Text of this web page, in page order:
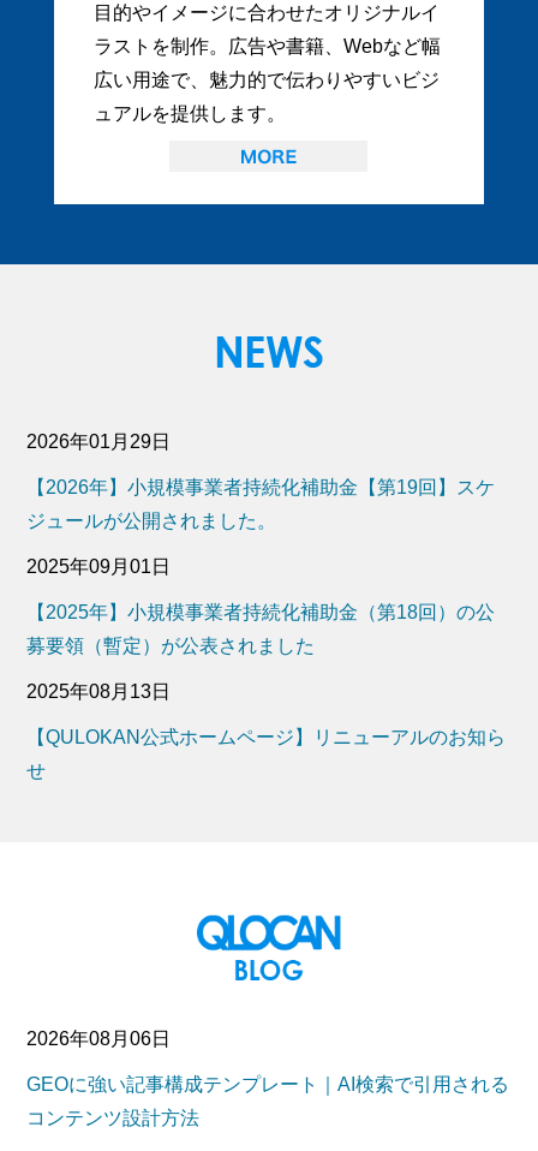
目的やイメージに合わせたオリジナルイ
ラストを制作。広告や書籍、Webなど幅
広い用途で、魅力的で伝わりやすいビジ
ュアルを提供します。
2026年01月29日
【2026年】小規模事業者持続化補助金【第19回】スケ
ジュールが公開されました。
2025年09月01日
【2025年】小規模事業者持続化補助金（第18回）の公
募要領（暫定）が公表されました
2025年08月13日
【QULOKAN公式ホームページ】リニューアルのお知ら
せ
2026年08月06日
GEOに強い記事構成テンプレート｜AI検索で引用される
コンテンツ設計方法